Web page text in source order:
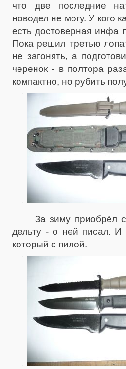
что две последние
новодел не могу. У кого
есть достоверная инфа
Пока решил третью
не загонять, а
черенок - в полтора
компактно, но рубить
За зиму приобрёл
дельту - о ней писал. И
который с пилой.